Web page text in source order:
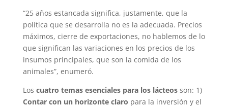
“25 años estancada significa, justamente, que la
política que se desarrolla no es la adecuada. Precios
máximos, cierre de exportaciones, no hablemos de lo
que significan las variaciones en los precios de los
insumos principales, que son la comida de los
animales”, enumeró.
Los cuatro temas esenciales para los lácteosson: 1)
Contar con un horizonte claro para la inversión y el